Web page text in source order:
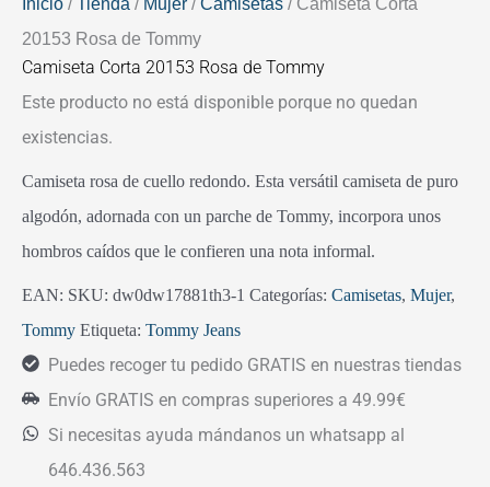
Inicio /Tienda / Mujer /Camisetas / Camiseta Corta
20153 Rosa de Tommy
Camiseta Corta 20153 Rosa de Tommy
Este producto no está disponible porque no quedan
existencias.
Camiseta rosa de cuello redondo. Esta versátil camiseta de puro
algodón, adornada con un parche de Tommy, incorpora unos
hombros caídos que le confieren una nota informal.
EAN: SKU: dw0dw17881th3-1 Categorías: Camisetas, Mujer,
Tommy Etiqueta: Tommy Jeans
Puedes recoger tu pedido GRATIS en nuestras tiendas
Envío GRATIS en compras superiores a 49.99€
Si necesitas ayuda mándanos un whatsapp al
646.436.563